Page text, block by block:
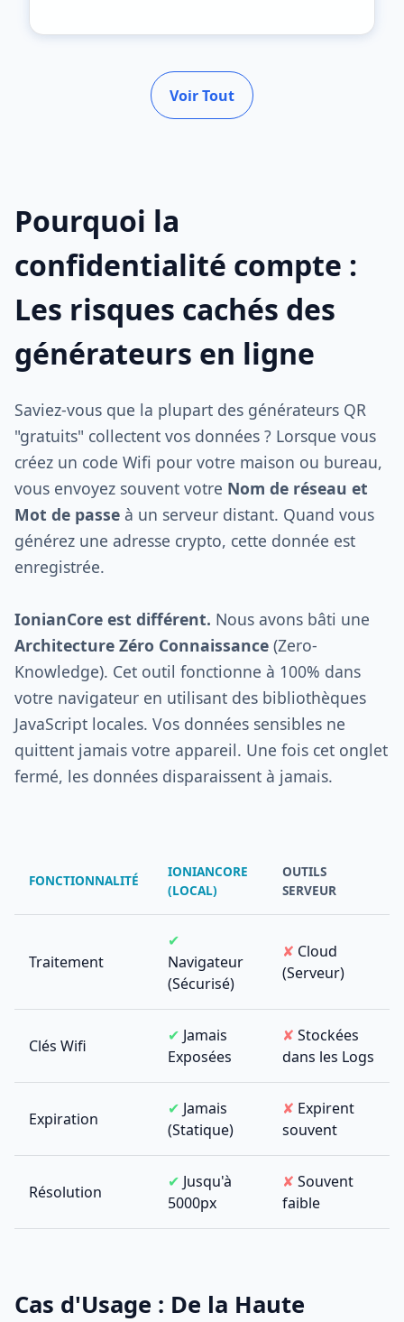
Voir Tout
Pourquoi la
confidentialité compte :
Les risques cachés des
générateurs en ligne
Saviez-vous que la plupart des générateurs QR
"gratuits" collectent vos données ? Lorsque vous
créez un code Wifi pour votre maison ou bureau,
vous envoyez souvent votre Nom de réseau et
Mot de passe à un serveur distant. Quand vous
générez une adresse crypto, cette donnée est
enregistrée.
IonianCore est différent. Nous avons bâti une
Architecture Zéro Connaissance (Zero-
Knowledge). Cet outil fonctionne à 100% dans
votre navigateur en utilisant des bibliothèques
JavaScript locales. Vos données sensibles ne
quittent jamais votre appareil. Une fois cet onglet
fermé, les données disparaissent à jamais.
FONCTIONNALITÉ
IONIANCORE
(LOCAL)
OUTILS
SERVEUR
Traitement
✔
Navigateur
(Sécurisé)
✘ Cloud
(Serveur)
Clés Wifi
✔ Jamais
Exposées
✘ Stockées
dans les Logs
Expiration
✔ Jamais
(Statique)
✘ Expirent
souvent
Résolution
✔ Jusqu'à
5000px
✘ Souvent
faible
Cas d'Usage : De la Haute